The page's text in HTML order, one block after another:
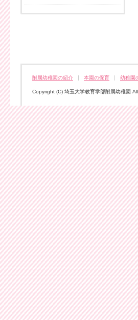
附属幼稚園の紹介 本園の保育 幼稚園
Copyright (C) 埼玉大学教育学部附属幼稚園